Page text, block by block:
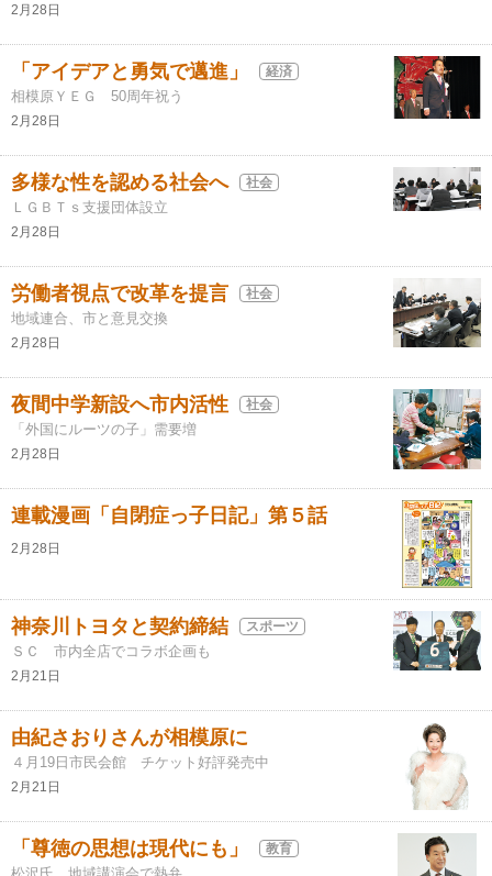
2月28日
「アイデアと勇気で邁進」 経済
相模原ＹＥＧ 50周年祝う
2月28日
多様な性を認める社会へ 社会
ＬＧＢＴｓ支援団体設立
2月28日
労働者視点で改革を提言 社会
地域連合、市と意見交換
2月28日
夜間中学新設へ市内活性 社会
「外国にルーツの子」需要増
2月28日
連載漫画「自閉症っ子日記」第５話
2月28日
神奈川トヨタと契約締結 スポーツ
ＳＣ 市内全店でコラボ企画も
2月21日
由紀さおりさんが相模原に
４月19日市民会館 チケット好評発売中
2月21日
「尊徳の思想は現代にも」 教育